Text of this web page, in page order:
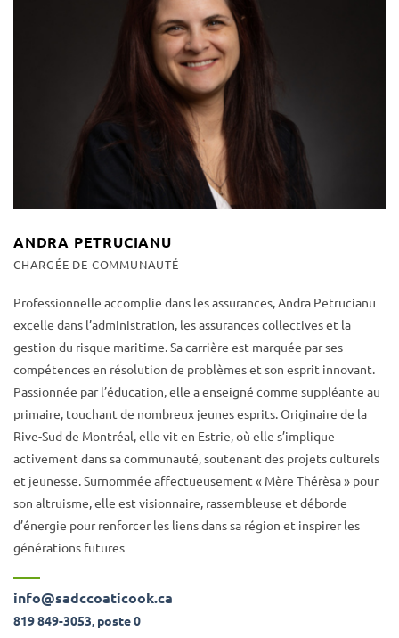
ANDRA PETRUCIANU
CHARGÉE DE COMMUNAUTÉ
Professionnelle accomplie dans les assurances, Andra Petrucianu
excelle dans l’administration, les assurances collectives et la
gestion du risque maritime. Sa carrière est marquée par ses
compétences en résolution de problèmes et son esprit innovant.
Passionnée par l’éducation, elle a enseigné comme suppléante au
primaire, touchant de nombreux jeunes esprits. Originaire de la
Rive-Sud de Montréal, elle vit en Estrie, où elle s’implique
activement dans sa communauté, soutenant des projets culturels
et jeunesse. Surnommée affectueusement « Mère Thérèsa » pour
son altruisme, elle est visionnaire, rassembleuse et déborde
d’énergie pour renforcer les liens dans sa région et inspirer les
générations futures
info@sadccoaticook.ca
819 849-3053, poste 0